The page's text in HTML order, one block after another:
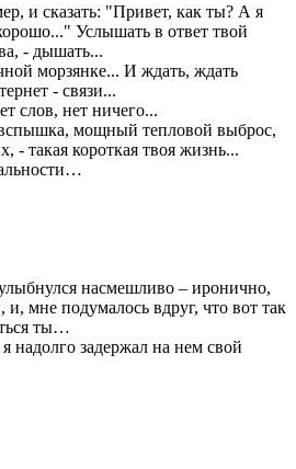
и сказать: "Привет, как ты? А я
Услышать в ответ твой
- дышать...
морзянке... И ждать, ждать
- связи...
слов, нет ничего...
мощный тепловой выброс,
- такая короткая твоя жизнь...
насмешливо – иронично,
и, мне подумалось вдруг, что вот так
ты…
надолго задержал на нем свой